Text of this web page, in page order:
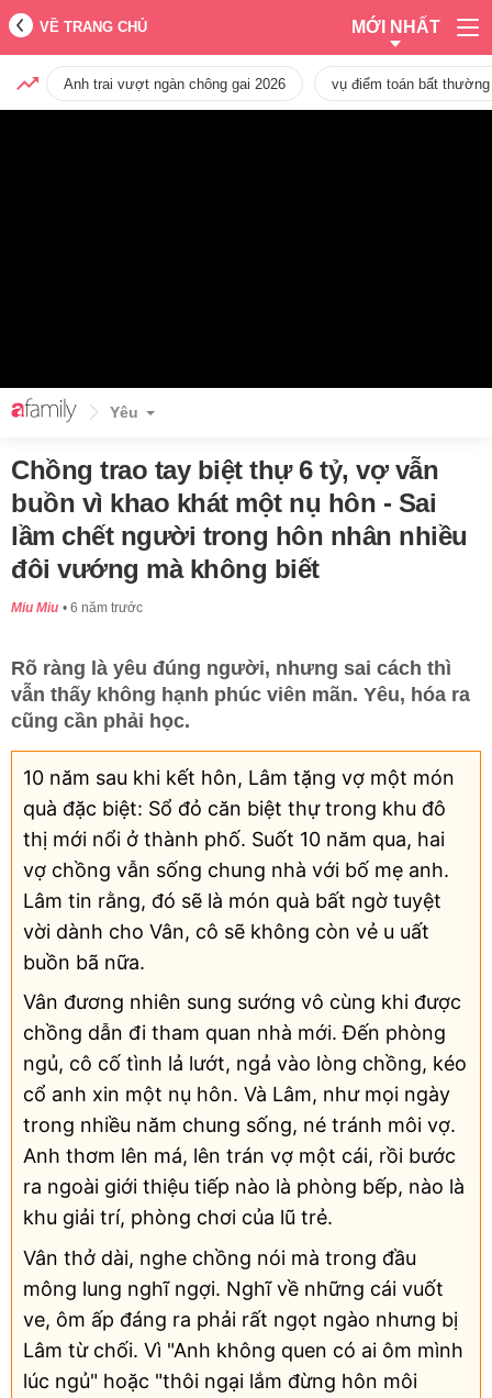
VỀ TRANG CHỦ MỚI NHẤT
Anh trai vượt ngàn chông gai 2026 vụ điểm toán bất
Yêu
Chồng trao tay biệt thự 6 tỷ, vợ vẫn
buồn vì khao khát một nụ hôn - Sai
lầm chết người trong hôn nhân nhiều
đôi vướng mà không biết
Miu Miu 6 năm trước
Rõ ràng là yêu đúng người, nhưng sai cách thì
vẫn thấy không hạnh phúc viên mãn. Yêu, hóa ra
cũng cần phải học.
10 năm sau khi kết hôn, Lâm tặng vợ một món
quà đặc biệt: Sổ đỏ căn biệt thự trong khu đô
thị mới nổi ở thành phố. Suốt 10 năm qua, hai
vợ chồng vẫn sống chung nhà với bố mẹ anh.
Lâm tin rằng, đó sẽ là món quà bất ngờ tuyệt
vời dành cho Vân, cô sẽ không còn vẻ u uất
buồn bã nữa.
Vân đương nhiên sung sướng vô cùng khi được
chồng dẫn đi tham quan nhà mới. Đến phòng
ngủ, cô cố tình lả lướt, ngả vào lòng chồng, kéo
cổ anh xin một nụ hôn. Và Lâm, như mọi ngày
trong nhiều năm chung sống, né tránh môi vợ.
Anh thơm lên má, lên trán vợ một cái, rồi bước
ra ngoài giới thiệu tiếp nào là phòng bếp, nào là
khu giải trí, phòng chơi của lũ trẻ.
Vân thở dài, nghe chồng nói mà trong đầu
mông lung nghĩ ngợi. Nghĩ về những cái vuốt
ve, ôm ấp đáng ra phải rất ngọt ngào nhưng bị
Lâm từ chối. Vì "Anh không quen có ai ôm mình
lúc ngủ" hoặc "thôi ngại lắm đừng hôn môi